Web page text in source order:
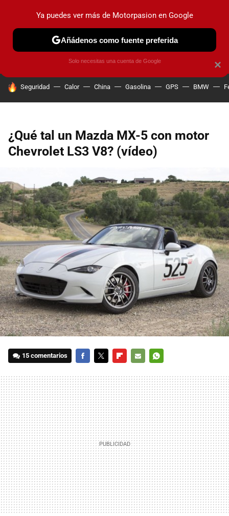
PRUEBAS COCHES ELÉCTRICOS OBSERVATORIO
HOY SE HABLA DE
Seguridad Calor China Gasolina GPS BMW
¿Qué tal un Mazda MX-5 con motor
Chevrolet LS3 V8? (vídeo)
15 comentarios
MAIL
×
Ya puedes ver más de Motorpasion en Google
Añádenos como fuente preferida
Solo necesitas una cuenta de Google